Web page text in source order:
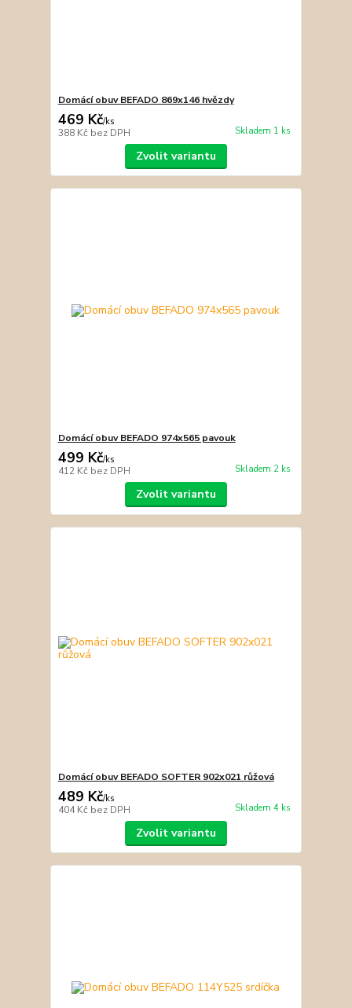
Domácí obuv BEFADO 869x146 hvězdy
469 Kč/ks
388 Kč bez DPH Skladem 1 ks
Zvolit variantu
Domácí obuv BEFADO 974x565 pavouk
499 Kč/ks
412 Kč bez DPH Skladem 2 ks
Zvolit variantu
Domácí obuv BEFADO SOFTER 902x021 růžová
489 Kč/ks
404 Kč bez DPH Skladem 4 ks
Zvolit variantu